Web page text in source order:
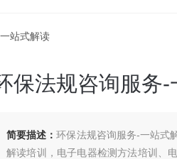
站式解读
保法规咨询服务-
简要描述：环保法规咨询服务-一站式
解读培训，电子电器检测方法培训、